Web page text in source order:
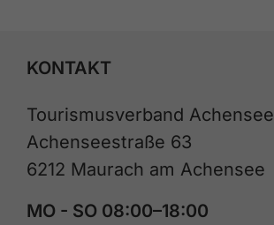
KONTAKT
Tourismusverband Achensee
Achenseestraße 63
6212 Maurach am Achensee
MO - SO 08:00–18:00